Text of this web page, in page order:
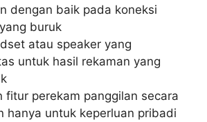
dengan baik pada koneksi
buruk
atau speaker yang
untuk hasil rekaman yang
fitur perekam panggilan secara
hanya untuk keperluan pribadi